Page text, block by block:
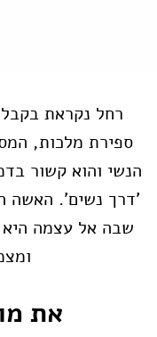
רחל נקראת
ספירת מלכות,
הנשי והוא קשור
'דרך נשים'. האשה
שבה אל עצמה
את